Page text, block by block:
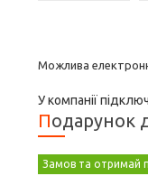
У компанії
Подарунок
Замов та отримай